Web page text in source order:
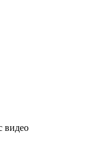
видео